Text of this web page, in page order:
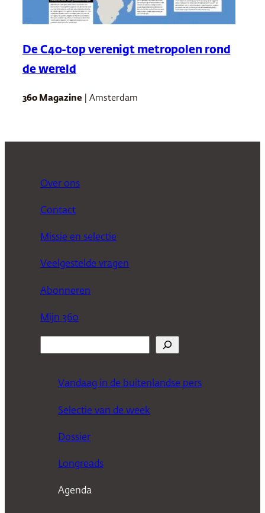
De C40-top verenigt metropolen rond
de wereld
360 Magazine | Amsterdam
Over ons
Contact
Missie en selectie
Veelgestelde vragen
Abonneren
Mijn 360
Vandaag in de buitenlandse pers
Selectie van de week
Dossier
Longreads
Agenda